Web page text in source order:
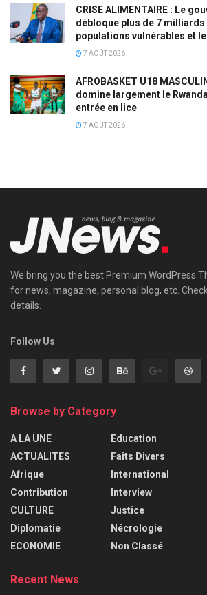
CRISE ALIMENTAIRE : Le
débloque plus de 7 milliards
populations vulnérables et le
7 AOÛT 2026
AFROBASKET U18
domine largement le
entrée en lice
7 AOÛT 2026
We bring you the best Premium WordPress
for news, magazine, personal blog, etc.
details.
Follow Us
Browse by Category
A LA UNE
ACTUALITES
Afrique
Contribution
CULTURE
Diplomatie
ECONOMIE
Education
Faits Divers
International
Interview
Justice
Nécrologie
Non Classé
Recent News